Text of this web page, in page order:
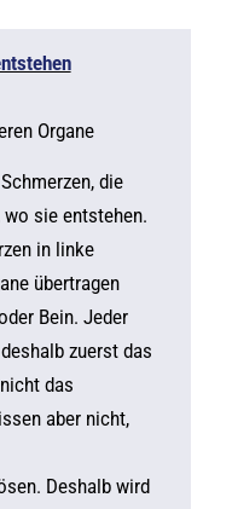
Organe
die
sie entstehen.
in linke
übertragen
Bein. Jeder
zuerst das
das
aber nicht,
Deshalb wird